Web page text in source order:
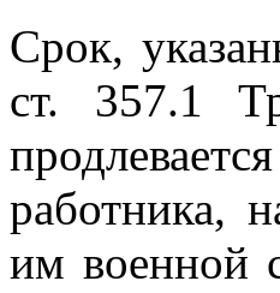
Срок,
ст. 357.1
работника,
им военной